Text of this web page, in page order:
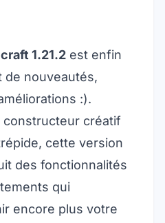
1.21.2 est enfin
de nouveautés,
:).
constructeur créatif
cette version
des fonctionnalités
qui
encore plus votre